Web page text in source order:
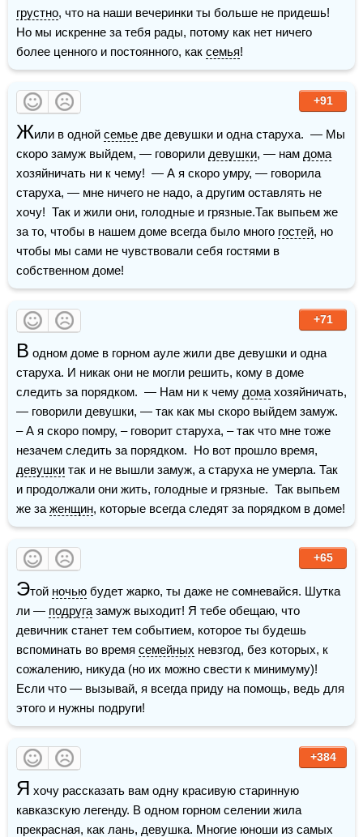
грустно, что на наши вечеринки ты больше не придешь!
Но мы искренне за тебя рады, потому как нет ничего
более ценного и постоянного, как семья!
+91
Жили в одной семье две девушки и одна старуха.  — Мы
скоро замуж выйдем, — говорили девушки, — нам дома
хозяйничать ни к чему!  — А я скоро умру, — говорила
старуха, — мне ничего не надо, а другим оставлять не
хочу!  Так и жили они, голодные и грязные.Так выпьем же
за то, чтобы в нашем доме всегда было много гостей, но
чтобы мы сами не чувствовали себя гостями в
собственном доме!
+71
В одном доме в горном ауле жили две девушки и одна
старуха. И никак они не могли решить, кому в доме
следить за порядком.  — Нам ни к чему дома хозяйничать,
— говорили девушки, — так как мы скоро выйдем замуж.
– А я скоро помру, – говорит старуха, – так что мне тоже
девушки так и не вышли замуж, а старуха не умерла. Так
и продолжали они жить, голодные и грязные.  Так выпьем
же за женщин, которые всегда следят за порядком в доме!
+65
Этой ночью будет жарко, ты даже не сомневайся. Шутка
ли — подруга замуж выходит! Я тебе обещаю, что
девичник станет тем событием, которое ты будешь
вспоминать во время семейных невзгод, без которых, к
сожалению, никуда (но их можно свести к минимуму)!
Если что — вызывай, я всегда приду на помощь, ведь для
этого и нужны подруги!
+384
Я хочу рассказать вам одну красивую старинную
кавказскую легенду. В одном горном селении жила
прекрасная, как лань, девушка. Многие юноши из самых